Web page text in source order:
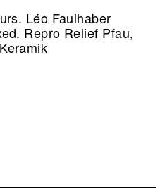
Léo Faulhaber
Repro Relief Pfau,